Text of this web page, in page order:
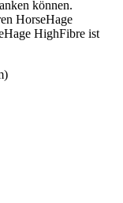
können.
HorseHage
HighFibre ist